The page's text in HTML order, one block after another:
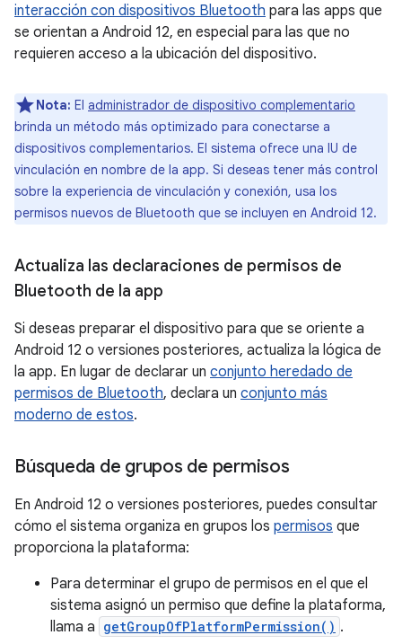
interacción con dispositivos Bluetooth para las apps que
se orientan a Android 12, en especial para las que no
requieren acceso a la ubicación del dispositivo.
Nota: El administrador de dispositivo complementario
brinda un método más optimizado para conectarse a
dispositivos complementarios. El sistema ofrece una IU de
vinculación en nombre de la app. Si deseas tener más control
sobre la experiencia de vinculación y conexión, usa los
permisos nuevos de Bluetooth que se incluyen en Android 12.
Actualiza las declaraciones de permisos de
Bluetooth de la app
Si deseas preparar el dispositivo para que se oriente a
Android 12 o versiones posteriores, actualiza la lógica de
la app. En lugar de declarar un conjunto heredado de
permisos de Bluetooth, declara un conjunto más
moderno de estos.
Búsqueda de grupos de permisos
En Android 12 o versiones posteriores, puedes consultar
cómo el sistema organiza en grupos los permisos que
proporciona la plataforma:
Para determinar el grupo de permisos en el que el
sistema asignó un permiso que define la plataforma,
llama a getGroupOfPlatformPermission() .